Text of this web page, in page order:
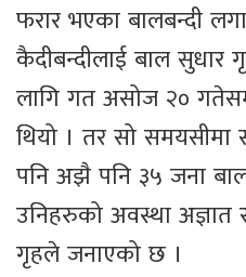
फरार भएका बालबन्दी
कैदीबन्दीलाई बाल सुधार
लागि गत असोज २०
थियो । तर सो
पनि अझै पनि ३५ जना
उनिहरुको अवस्था अज्ञात
गृहले जनाएको छ ।